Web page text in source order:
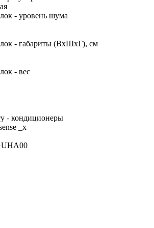
- уровень шума
- габариты (ВхШхГ), см
- вес
- кондиционеры
_x